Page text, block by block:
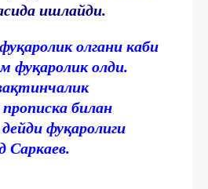
ишлайди.
олгани каби
фуқаролик олди.
билан
фуқаролиги
Саркаев.